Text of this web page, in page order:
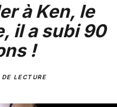
à Ken, le
il a subi 90
!
LECTURE